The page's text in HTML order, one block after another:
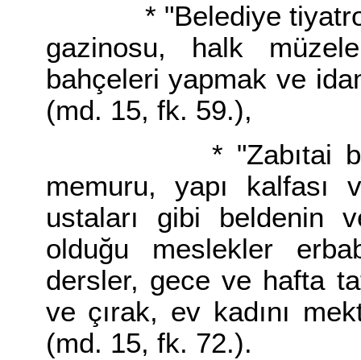
* "Belediye
gazinosu, halk
bahçeleri yapmak ve
(md. 15, fk. 59.),
* "Zabıtai
memuru, yapı kalfası
ustaları gibi beldenin
olduğu meslekler
dersler, gece ve hafta
ve çırak, ev kadını
(md. 15, fk. 72.).